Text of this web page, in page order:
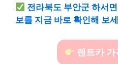
전라북도 부안군 하서
보를 지금 바로 확인해 보
렌트카 가